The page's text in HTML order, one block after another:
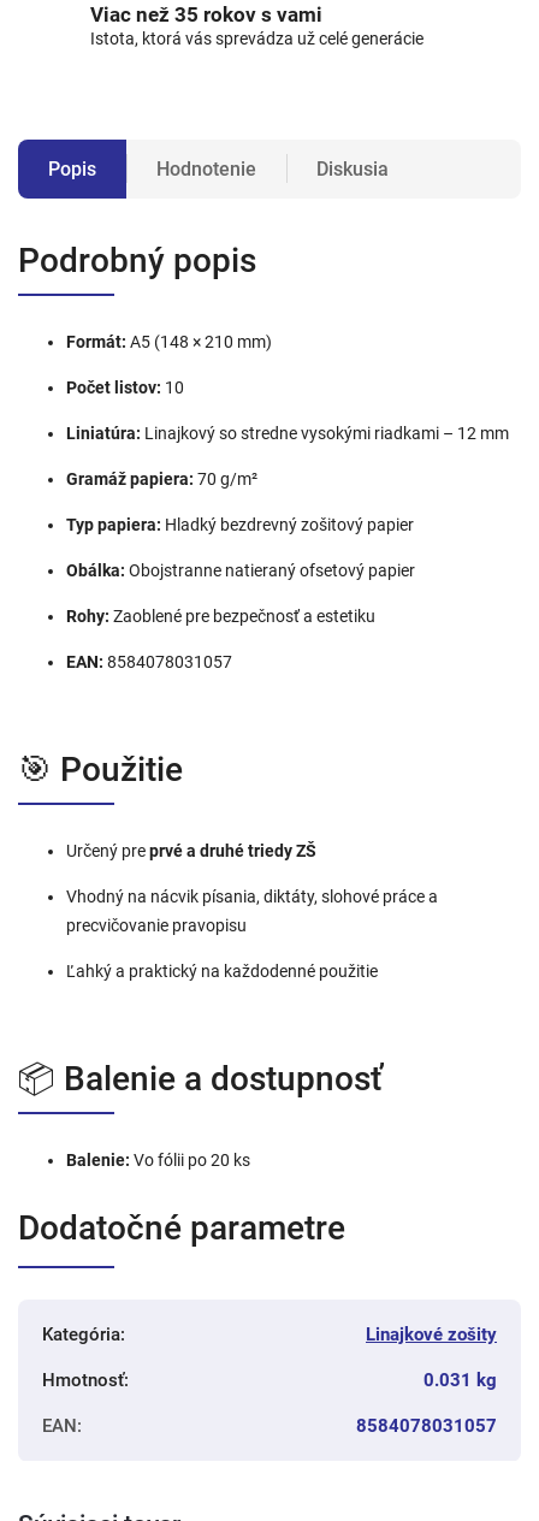
Viac než 35 rokov s vami
Istota, ktorá vás sprevádza už celé generácie
Popis Hodnotenie Diskusia
Podrobný popis
Formát: A5 (148 × 210 mm)
Počet listov: 10
Liniatúra: Linajkový so stredne vysokými riadkami – 12 mm
Gramáž papiera: 70 g/m²
Typ papiera: Hladký bezdrevný zošitový papier
Obálka: Obojstranne natieraný ofsetový papier
Rohy: Zaoblené pre bezpečnosť a estetiku
EAN: 8584078031057
🎯 Použitie
Určený preprvé a druhé triedy ZŠ
Vhodný na nácvik písania, diktáty, slohové práce a
precvičovanie pravopisu
Ľahký a praktický na každodenné použitie
📦 Balenie a dostupnosť
Balenie: Vo fólii po 20 ks
Dodatočné parametre
Kategória: Linajkové zošity
Hmotnosť: 0.031 kg
EAN: 8584078031057